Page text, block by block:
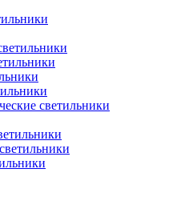
светильники